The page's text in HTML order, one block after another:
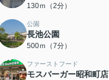
130ｍ（2分）
公園
長池公園
500ｍ（7分）
ファーストフード
モスバーガー昭和町店